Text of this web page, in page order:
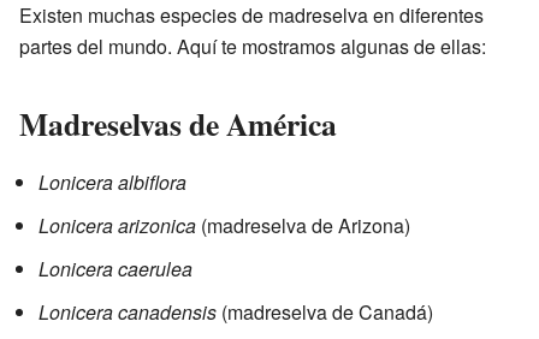
Existen muchas especies de madreselva en diferentes
partes del mundo. Aquí te mostramos algunas de ellas:
Madreselvas de América
Lonicera albiflora
Lonicera arizonica (madreselva de Arizona)
Lonicera caerulea
Lonicera canadensis (madreselva de Canadá)